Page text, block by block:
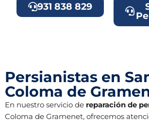
931 838 829
Persianistas en
Coloma de
En nuestro servicio de reparación de
Coloma de Gramenet, ofrecemos